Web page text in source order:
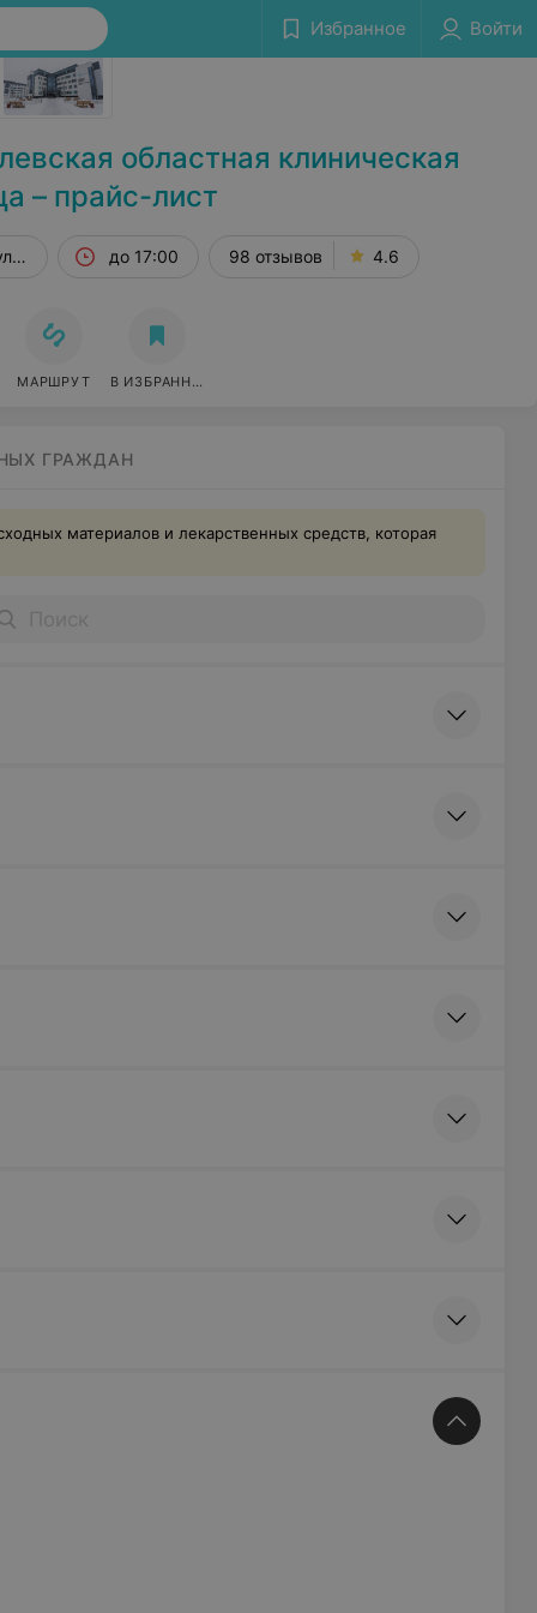
Избранное Войти
Сообщить об ошибке
областная клиническая
– прайс-лист
12 до 17:00 98 отзывов 4.6
МАРШРУТ В ИЗБРАННОЕ
ГРАЖДАН
материалов и лекарственных средств, которая